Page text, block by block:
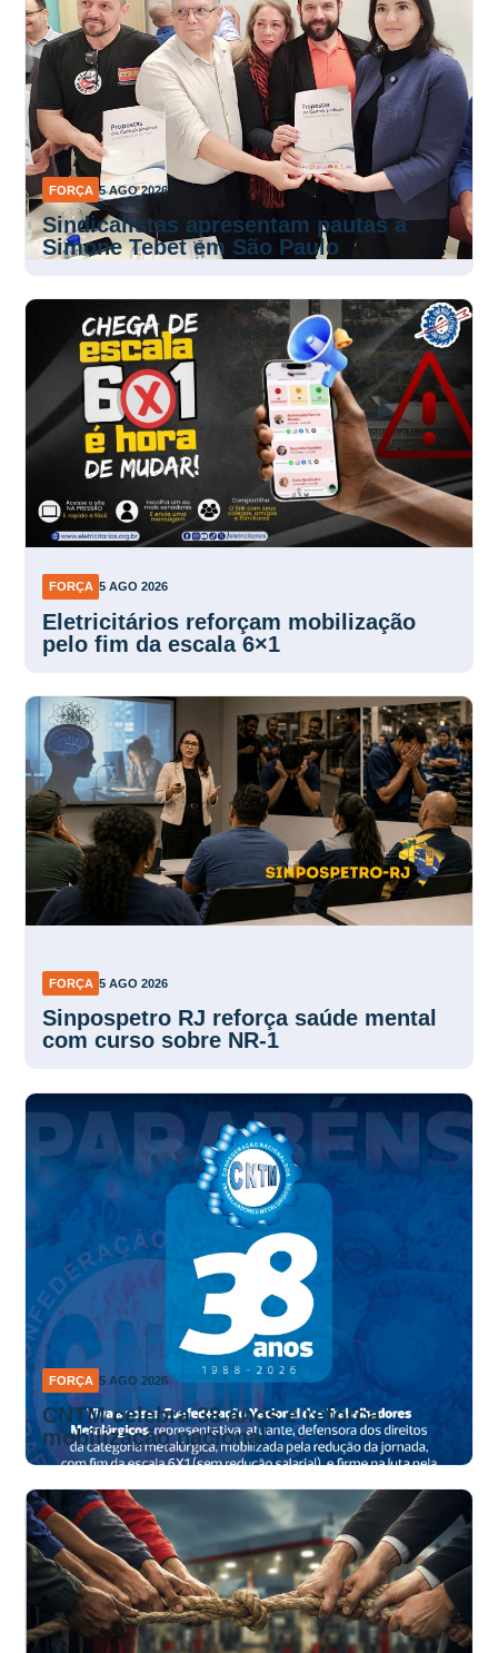
FORÇA 5 AGO 2026
Sindicalistas apresentam pautas a
Simone Tebet em São Paulo
FORÇA 5 AGO 2026
Eletricitários reforçam mobilização
pelo fim da escala 6×1
FORÇA 5 AGO 2026
Sinpospetro RJ reforça saúde mental
com curso sobre NR-1
FORÇA 5 AGO 2026
CNTM celebra 38 anos e reforça
mobilização nacional